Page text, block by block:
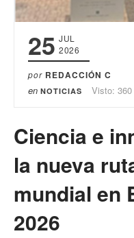
25 JUL
2026
por REDACCIÓN C
en NOTICIAS Visto: 360
Ciencia e
la nueva
mundial en
2026